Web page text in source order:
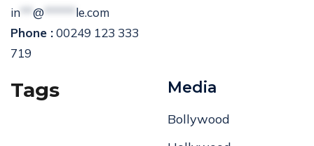
in ** @ ***** le.com
Phone :00249 123 333
719
Tags Media
Bollywood